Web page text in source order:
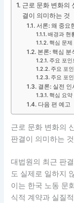
근로 문화 변화의
결이 의미하는 것
서론: 왜 중요
배경과 현
핵심 문제
본론: 핵심 분
주요 포인
주요 포
주요 포
결론: 실전 인
핵심 요약
다음 편 예고
근로 문화 변화의
판결이 의미하는 것
대법원의 최근 판
도 실제로 일하지
이는 한국 노동 문
식적 계약과 실질